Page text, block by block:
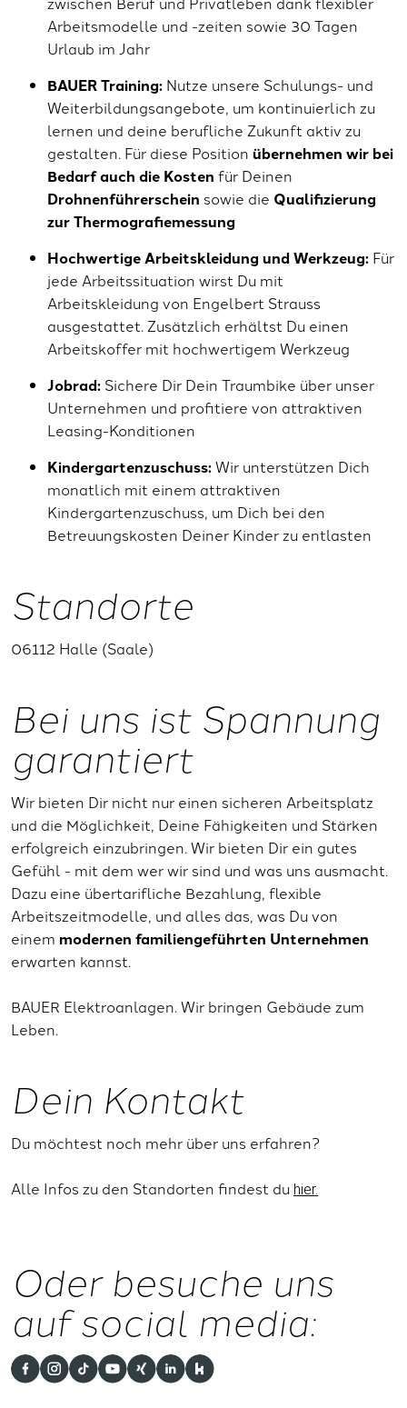
Arbeitsmodelle und -zeiten sowie 30 Tagen
Urlaub im Jahr
BAUER Training: Nutze unsere Schulungs- und
Weiterbildungsangebote, um kontinuierlich zu
lernen und deine berufliche Zukunft aktiv zu
gestalten. Für diese Position übernehmen wir bei
Bedarf auch die Kosten für Deinen
Drohnenführerschein sowie die Qualifizierung
zur Thermografiemessung
Hochwertige Arbeitskleidung und Werkzeug: Für
jede Arbeitssituation wirst Du mit
Arbeitskleidung von Engelbert Strauss
ausgestattet. Zusätzlich erhältst Du einen
Arbeitskoffer mit hochwertigem Werkzeug
Jobrad: Sichere Dir Dein Traumbike über unser
Unternehmen und profitiere von attraktiven
Leasing-Konditionen
Kindergartenzuschuss:Wir unterstützen Dich
monatlich mit einem attraktiven
Kindergartenzuschuss, um Dich bei den
Betreuungskosten Deiner Kinder zu entlasten
Standorte
06112 Halle (Saale)
Bei uns ist Spannung
garantiert
Wir bieten Dir nicht nur einen sicheren Arbeitsplatz
und die Möglichkeit, Deine Fähigkeiten und Stärken
erfolgreich einzubringen. Wir bieten Dir ein gutes
Gefühl - mit dem wer wir sind und was uns ausmacht.
Dazu eine übertarifliche Bezahlung, flexible
Arbeitszeitmodelle, und alles das, was Du von
einem modernen familiengeführten Unternehmen
erwarten kannst.
BAUER Elektroanlagen. Wir bringen Gebäude zum
Leben.
Dein Kontakt
Du möchtest noch mehr über uns erfahren?
Alle Infos zu den Standorten findest du hier.
Oder besuche uns
auf social media: